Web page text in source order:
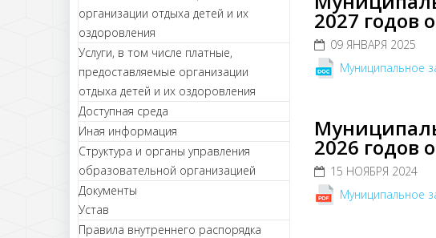
организации отдыха детей и их
оздоровления
Услуги, в том числе платные,
предоставляемые организации
отдыха детей и их оздоровления
Доступная среда
Иная информация
Структура и органы управления
образовательной организацией
Документы
Устав
Правила внутреннего распорядка
2027 годов
09 ЯНВАРЯ 2025
Муниципальное
2026 годов
15 НОЯБРЯ 2024
Муниципальное